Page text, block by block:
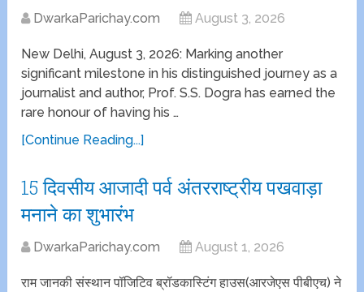
DwarkaParichay.com August 3, 2026
New Delhi, August 3, 2026: Marking another
significant milestone in his distinguished journey as a
journalist and author, Prof. S.S. Dogra has earned the
rare honour of having his …
[Continue Reading...]
15 दिवसीय आजादी पर्व अंतरराष्ट्रीय पखवाड़ा
मनाने का शुभारंभ
DwarkaParichay.com August 1, 2026
राम जानकी संस्थान पॉजिटिव ब्रॉडकास्टिंग हाउस(आरजेएस पीबीएच) ने